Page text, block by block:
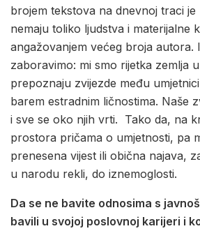
brojem tekstova na dnevnoj traci je
nemaju toliko ljudstva i materijalne
angažovanjem većeg broja autora.
zaboravimo: mi smo rijetka zemlja
prepoznaju zvijezde među
barem estradnim ličnostima. Naše
i sve se oko njih vrti. Tako da, na
prostora pričama o umjetnosti, pa
prenesena vijest ili obična najava,
u narodu rekli, do iznemoglosti.
Da se ne bavite odnosima s
bavili u svojoj poslovnoj karijeri i